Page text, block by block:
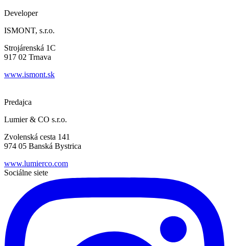
Developer
ISMONT, s.r.o.
Strojárenská 1C
917 02 Trnava
www.ismont.sk
Predajca
Lumier & CO s.r.o.
Zvolenská cesta 141
974 05 Banská Bystrica
www.lumierco.com
Sociálne siete